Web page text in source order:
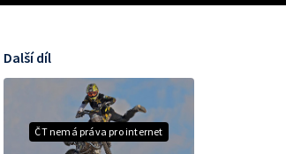
ČT nemá práva pro internet
Další díl